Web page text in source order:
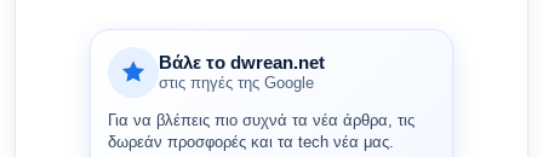
Βάλε το dwrean.net
στις πηγές της Google
Για να βλέπεις πιο συχνά τα νέα άρθρα, τις
δωρεάν προσφορές και τα tech νέα μας.